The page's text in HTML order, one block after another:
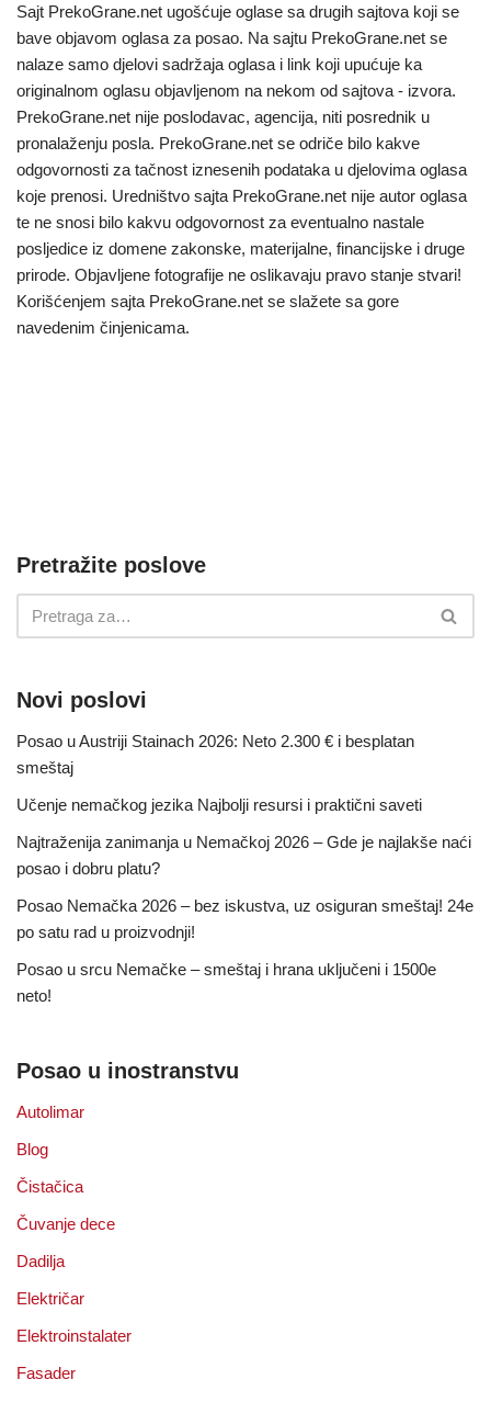
Sajt PrekoGrane.net ugošćuje oglase sa drugih sajtova koji se
bave objavom oglasa za posao. Na sajtu PrekoGrane.net se
nalaze samo djelovi sadržaja oglasa i link koji upućuje ka
originalnom oglasu objavljenom na nekom od sajtova - izvora.
PrekoGrane.net nije poslodavac, agencija, niti posrednik u
pronalaženju posla. PrekoGrane.net se odriče bilo kakve
odgovornosti za tačnost iznesenih podataka u djelovima oglasa
koje prenosi. Uredništvo sajta PrekoGrane.net nije autor oglasa
te ne snosi bilo kakvu odgovornost za eventualno nastale
posljedice iz domene zakonske, materijalne, financijske i druge
prirode. Objavljene fotografije ne oslikavaju pravo stanje stvari!
Korišćenjem sajta PrekoGrane.net se slažete sa gore
navedenim činjenicama.
Pretražite poslove
Novi poslovi
Posao u Austriji Stainach 2026: Neto 2.300 € i besplatan
smeštaj
Učenje nemačkog jezika Najbolji resursi i praktični saveti
Najtraženija zanimanja u Nemačkoj 2026 – Gde je najlakše naći
posao i dobru platu?
Posao Nemačka 2026 – bez iskustva, uz osiguran smeštaj! 24e
po satu rad u proizvodnji!
Posao u srcu Nemačke – smeštaj i hrana uključeni i 1500e
neto!
Posao u inostranstvu
Autolimar
Blog
Čistačica
Čuvanje dece
Dadilja
Električar
Elektroinstalater
Fasader